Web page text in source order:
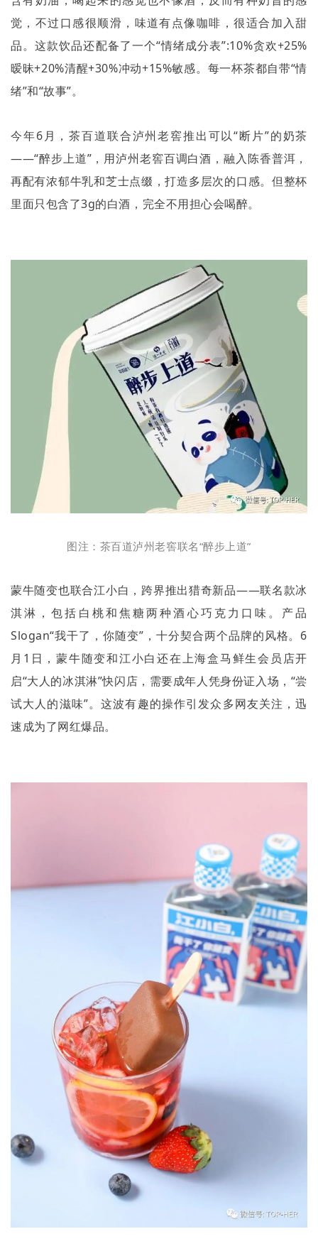
觉，不过口感很顺滑，味道有点像咖啡，很适合加入甜
品。这款饮品还配备了一个“情绪成分表”:10%贪欢+25%
暧昧+20%清醒+30%冲动+15%敏感。每一杯茶都自带“情
绪”和“故事”。
今年6月，茶百道联合泸州老窖推出可以“断片”的奶茶
——“醉步上道” ，用泸州老窖百调白酒，融入陈香普洱，
再配有浓郁牛乳和芝士点缀，打造多层次的口感。但整杯
里面只包含了3g的白酒，完全不用担心会喝醉。
图注：茶百道泸州老窖联名“醉步上道”
蒙牛随变也联合江小白，跨界推出猎奇新品——联名款冰
淇淋，包括白桃和焦糖两种酒心巧克力口味。产品
Slogan“我干了，你随变” ，十分契合两个品牌的风格。 6
月 1 日，蒙牛随变和江小白还在上海盒马鲜生会员店开
启“大人的冰淇淋”快闪店，需要成年人凭身份证入场， “尝
试大人的滋味”。这波有趣的操作引发众多网友关注，迅
速成为了网红爆品。